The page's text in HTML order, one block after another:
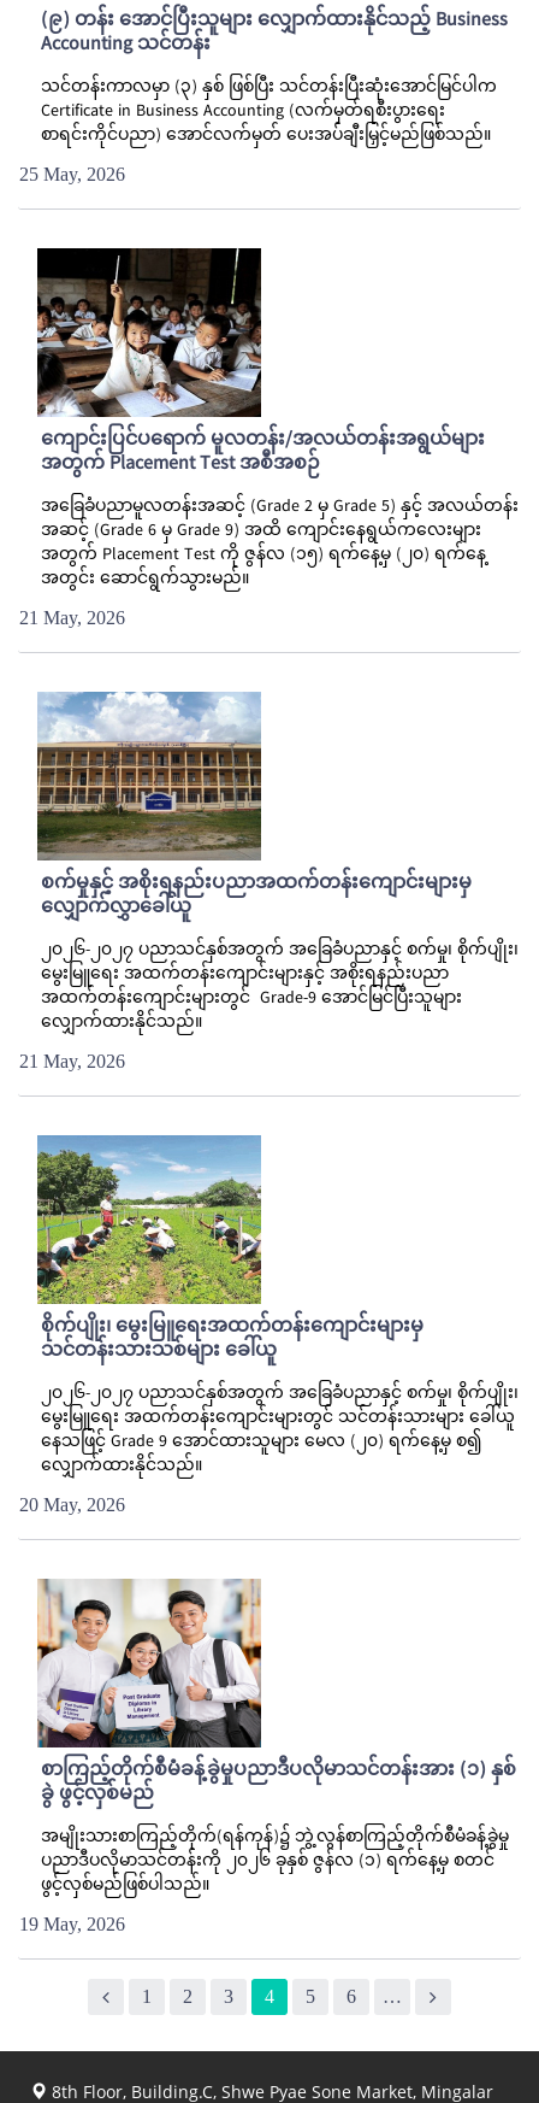
(၉) တန်း အောင်ပြီးသူများ လျှောက်ထားနိုင်သည့် Business
Accounting သင်တန်း
သင်တန်းကာလမှာ (၃) နှစ် ဖြစ်ပြီး သင်တန်းပြီးဆုံးအောင်မြင်ပါက
Certificate in Business Accounting (လက်မှတ်ရစီးပွားရေး
စာရင်းကိုင်ပညာ) အောင်လက်မှတ် ပေးအပ်ချီးမြှင့်မည်ဖြစ်သည်။
25 May, 2026
ကျောင်းပြင်ပရောက် မူလတန်း/အလယ်တန်းအရွယ်များ
အတွက် Placement Test အစီအစဉ်
အခြေခံပညာမူလတန်းအဆင့် (Grade 2 မှ Grade 5) နှင့် အလယ်တန်း
အဆင့် (Grade 6 မှ Grade 9) အထိ ကျောင်းနေရွယ်ကလေးများ
အတွက် Placement Test ကို ဇွန်လ (၁၅) ရက်နေ့မှ (၂၀) ရက်နေ့
အတွင်း ဆောင်ရွက်သွားမည်။
21 May, 2026
စက်မှုနှင့် အစိုးရနည်းပညာအထက်တန်းကျောင်းများမှ
လျှောက်လွှာခေါ်ယူ
၂၀၂၆-၂၀၂၇ ပညာသင်နှစ်အတွက် အခြေခံပညာနှင့် စက်မှု၊ စိုက်ပျိုး၊
မွေးမြူရေး အထက်တန်းကျောင်းများနှင့် အစိုးရနည်းပညာ
အထက်တန်းကျောင်းများတွင် Grade-9 အောင်မြင်ပြီးသူများ
လျှောက်ထားနိုင်သည်။
21 May, 2026
စိုက်ပျိုး၊ မွေးမြူရေးအထက်တန်းကျောင်းများမှ
သင်တန်းသားသစ်များ ခေါ်ယူ
၂၀၂၆-၂၀၂၇ ပညာသင်နှစ်အတွက် အခြေခံပညာနှင့် စက်မှု၊ စိုက်ပျိုး၊
မွေးမြူရေး အထက်တန်းကျောင်းများတွင် သင်တန်းသားများ ခေါ်ယူ
နေသဖြင့် Grade 9 အောင်ထားသူများ မေလ (၂၀) ရက်နေ့မှ စ၍
လျှောက်ထားနိုင်သည်။
20 May, 2026
စာကြည့်တိုက်စီမံခန့်ခွဲမှုပညာဒီပလိုမာသင်တန်းအား (၁) နှစ်
ခွဲ ဖွင့်လှစ်မည်
အမျိုးသားစာကြည့်တိုက်(ရန်ကုန်)၌ ဘွဲ့လွန်စာကြည့်တိုက်စီမံခန့်ခွဲမှု
ပညာဒီပလိုမာသင်တန်းကို ၂၀၂၆ ခုနှစ် ဇွန်လ (၁) ရက်နေ့မှ စတင်
ဖွင့်လှစ်မည်ဖြစ်ပါသည်။
19 May, 2026
1 2 3 4 5 6 …
8th Floor, Building.C, Shwe Pyae Sone Market, Mingalar